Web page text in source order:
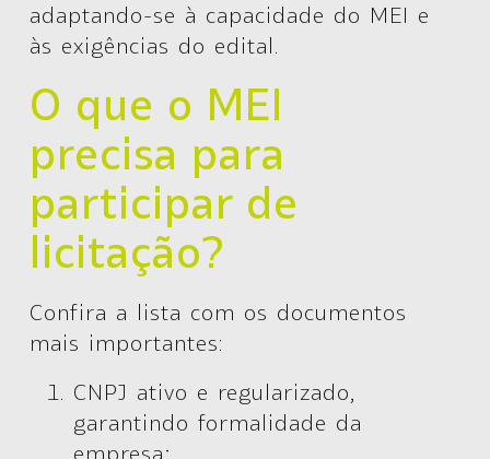
adaptando-se à capacidade do MEI e
às exigências do edital.
O que o MEI
precisa para
participar de
licitação?
Confira a lista com os documentos
mais importantes:
CNPJ ativo e regularizado,
garantindo formalidade da
empresa;